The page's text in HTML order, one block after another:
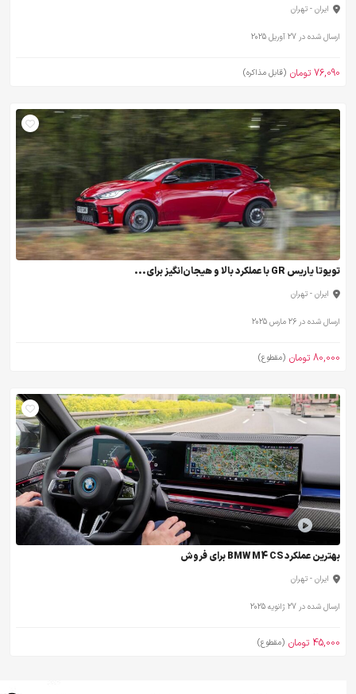
ایران - تهران
ارسال شده در 27 آوریل 2025
76,090 تومان (قابل مذاکره)
تویوتا یاریس GR با عملکرد بالا و هیجان‌انگیز برای...
ایران - تهران
ارسال شده در 26 مارس 2025
80,000 تومان (مقطوع)
بهترین عملکرد BMW M4 CS برای فروش
ایران - تهران
ارسال شده در 27 ژانویه 2025
45,000 تومان (مقطوع)